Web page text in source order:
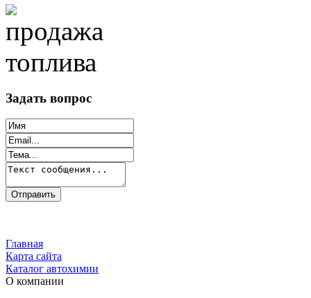
Задать вопрос
Главная
Карта сайта
Каталог автохимии
О компании